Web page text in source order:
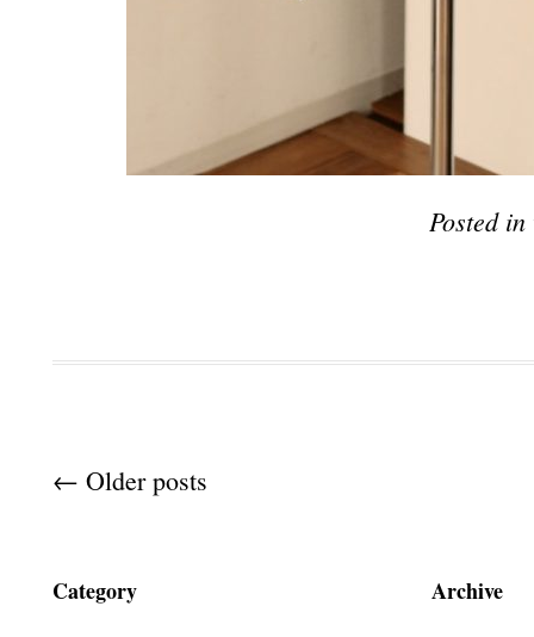
Posted in
Post navigation
← Older posts
Category Archive